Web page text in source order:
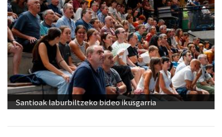
Santioak laburbiltzeko bideo ikusgarria